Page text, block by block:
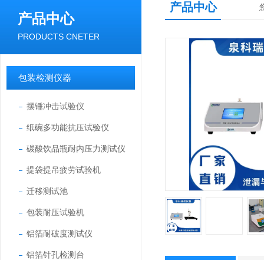
产品中心
PRODUCTS CNETER
包装检测仪器
摆锤冲击试验仪
纸碗多功能抗压试验仪
碳酸饮品瓶耐内压力测试仪
提袋提吊疲劳试验机
迁移测试池
包装耐压试验机
铝箔耐破度测试仪
铝箔针孔检测台
产品中心